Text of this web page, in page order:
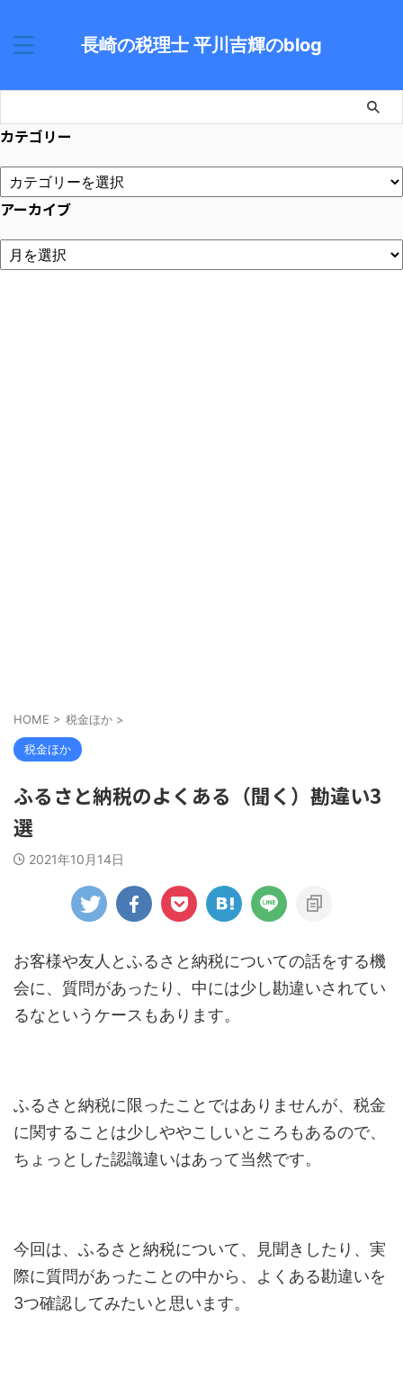
長崎の税理士 平川吉輝のblog
カテゴリー
アーカイブ
HOME > 税金ほか >
税金ほか
ふるさと納税のよくある（聞く）勘違い3
選
2021年10月14日
お客様や友人とふるさと納税についての話をする機
会に、質問があったり、中には少し勘違いされてい
るなというケースもあります。
ふるさと納税に限ったことではありませんが、税金
に関することは少しややこしいところもあるので、
ちょっとした認識違いはあって当然です。
今回は、ふるさと納税について、見聞きしたり、実
際に質問があったことの中から、よくある勘違いを
3つ確認してみたいと思います。